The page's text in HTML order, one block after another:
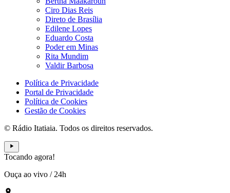
Ciro Dias Reis
Direto de Brasília
Edilene Lopes
Eduardo Costa
Poder em Minas
Rita Mundim
Valdir Barbosa
Política de Privacidade
Portal de Privacidade
Política de Cookies
Gestão de Cookies
© Rádio Itatiaia. Todos os direitos reservados.
Tocando agora!
Ouça ao vivo / 24h